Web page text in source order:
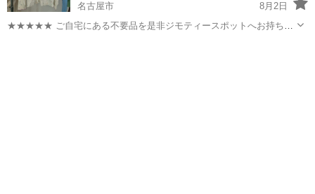
名古屋市
8月2日
★★★★★ ご自宅にある不要品を是非ジモティースポットへお持ち込